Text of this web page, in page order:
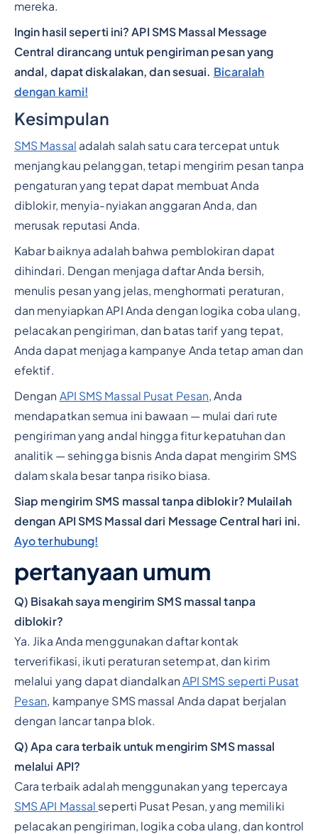
mereka.
Ingin hasil seperti ini? API SMS Massal Message
Central dirancang untuk pengiriman pesan yang
andal, dapat diskalakan, dan sesuai. Bicaralah
dengan kami!
Kesimpulan
SMS Massal adalah salah satu cara tercepat untuk
menjangkau pelanggan, tetapi mengirim pesan tanpa
pengaturan yang tepat dapat membuat Anda
diblokir, menyia-nyiakan anggaran Anda, dan
merusak reputasi Anda.
Kabar baiknya adalah bahwa pemblokiran dapat
dihindari. Dengan menjaga daftar Anda bersih,
menulis pesan yang jelas, menghormati peraturan,
dan menyiapkan API Anda dengan logika coba ulang,
pelacakan pengiriman, dan batas tarif yang tepat,
Anda dapat menjaga kampanye Anda tetap aman dan
efektif.
Dengan API SMS Massal Pusat Pesan, Anda
mendapatkan semua ini bawaan — mulai dari rute
pengiriman yang andal hingga fitur kepatuhan dan
analitik — sehingga bisnis Anda dapat mengirim SMS
dalam skala besar tanpa risiko biasa.
Siap mengirim SMS massal tanpa diblokir? Mulailah
dengan API SMS Massal dari Message Central hari ini.
Ayo terhubung!
pertanyaan umum
Q) Bisakah saya mengirim SMS massal tanpa
diblokir?
Ya. Jika Anda menggunakan daftar kontak
terverifikasi, ikuti peraturan setempat, dan kirim
melalui yang dapat diandalkan API SMS seperti Pusat
Pesan, kampanye SMS massal Anda dapat berjalan
dengan lancar tanpa blok.
Q) Apa cara terbaik untuk mengirim SMS massal
melalui API?
Cara terbaik adalah menggunakan yang tepercaya
SMS API Massal seperti Pusat Pesan, yang memiliki
pelacakan pengiriman, logika coba ulang, dan kontrol